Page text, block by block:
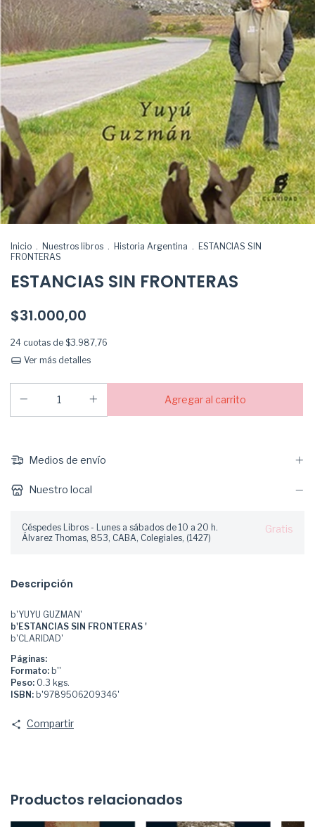
Inicio . Nuestros libros . Historia Argentina . ESTANCIAS SIN
FRONTERAS
ESTANCIAS SIN FRONTERAS
$31.000,00
24 cuotas de $3.987,76
Ver más detalles
Medios de envío
Nuestro local
Céspedes Libros - Lunes a sábados de 10 a 20 h.
Álvarez Thomas, 853, CABA, Colegiales, (1427)
Gratis
Descripción
b'YUYU GUZMAN'
b'ESTANCIAS SIN FRONTERAS '
b'CLARIDAD'
Páginas:
Formato: b''
Peso: 0.3 kgs.
ISBN: b'9789506209346'
Compartir
Productos relacionados